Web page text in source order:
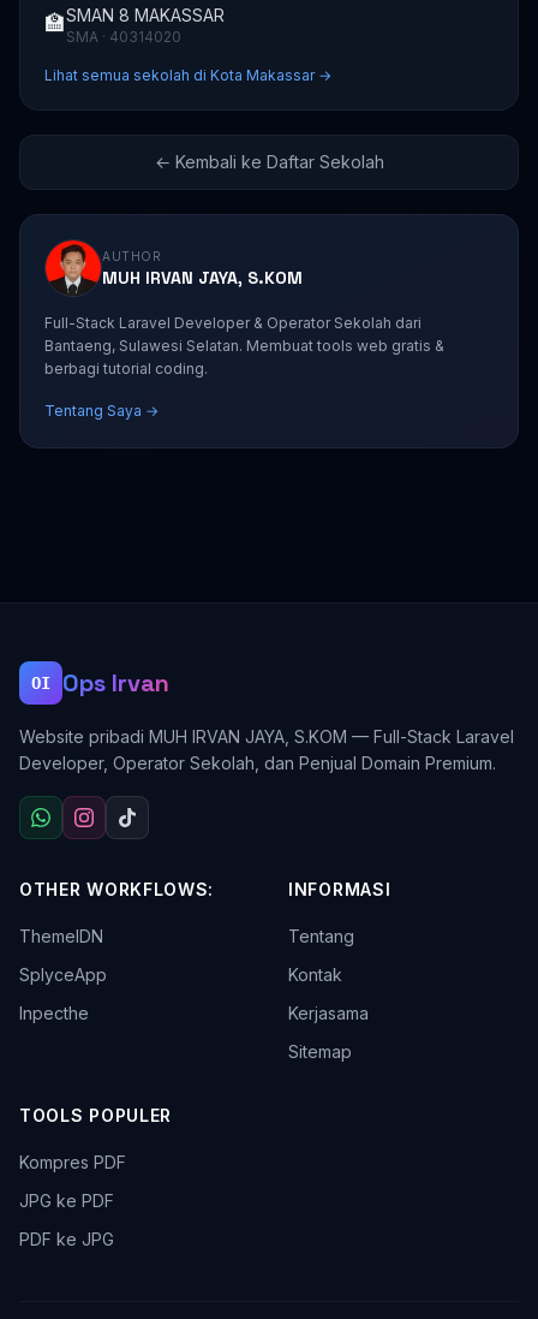
🏫SMAN 8 MAKASSAR
SMA · 40314020
Lihat semua sekolah di Kota Makassar →
← Kembali ke Daftar Sekolah
AUTHOR
MUH IRVAN JAYA, S.KOM
Full-Stack Laravel Developer & Operator Sekolah dari
Bantaeng, Sulawesi Selatan. Membuat tools web gratis &
berbagi tutorial coding.
Tentang Saya →
OI Ops Irvan
Website pribadi MUH IRVAN JAYA, S.KOM — Full-Stack Laravel
Developer, Operator Sekolah, dan Penjual Domain Premium.
OTHER WORKFLOWS:
ThemeIDN
SplyceApp
Inpecthe
INFORMASI
Tentang
Kontak
Kerjasama
Sitemap
TOOLS POPULER
Kompres PDF
JPG ke PDF
PDF ke JPG